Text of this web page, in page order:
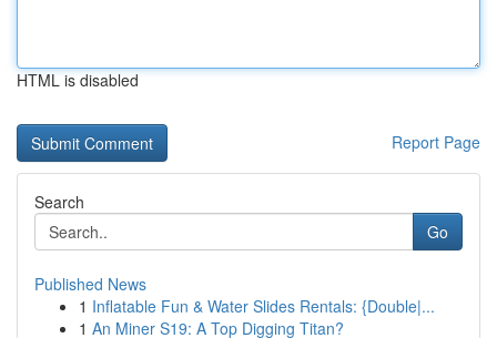
HTML is disabled
Report Page
Search
Go
Published News
1 Inflatable Fun & Water Slides Rentals: {Double|...
1 An Miner S19: A Top Digging Titan?